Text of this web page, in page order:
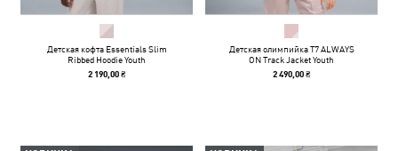
Детская кофта Essentials Slim
Ribbed Hoodie Youth
2 190,00 ₴
Детская олимпийка T7 ALWAYS
ON Track Jacket Youth
2 490,00 ₴